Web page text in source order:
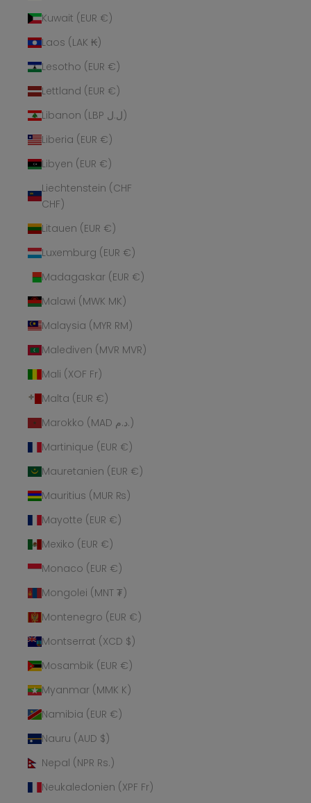
Kuwait (EUR €)
Laos (LAK ₭)
Lesotho (EUR €)
Lettland (EUR €)
Libanon (LBP ل.ل)
Liberia (EUR €)
Libyen (EUR €)
Liechtenstein (CHF
CHF)
Litauen (EUR €)
Luxemburg (EUR €)
Madagaskar (EUR €)
Malawi (MWK MK)
Malaysia (MYR RM)
Malediven (MVR MVR)
Mali (XOF Fr)
Malta (EUR €)
Marokko (MAD د.م.)
Martinique (EUR €)
Mauretanien (EUR €)
Mauritius (MUR ₨)
Mayotte (EUR €)
Mexiko (EUR €)
Monaco (EUR €)
Mongolei (MNT ₮)
Montenegro (EUR €)
Montserrat (XCD $)
Mosambik (EUR €)
Myanmar (MMK K)
Namibia (EUR €)
Nauru (AUD $)
Nepal (NPR Rs.)
Neukaledonien (XPF Fr)